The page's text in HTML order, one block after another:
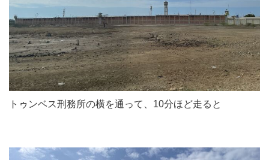
トゥンベス刑務所の横を通って、10分ほど走ると